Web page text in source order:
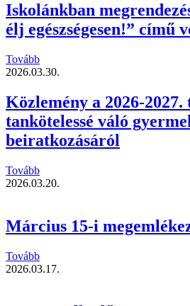
Iskolánkban
élj egészségesen!” című
Tovább
2026.03.30.
Közlemény a 2026-2027.
tankötelessé váló
beiratkozásáról
Tovább
2026.03.20.
Március 15-i
Tovább
2026.03.17.